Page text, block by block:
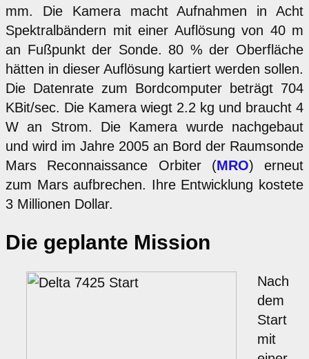
mm. Die Kamera macht Aufnahmen in Acht
Spektralbändern mit einer Auflösung von 40 m
an Fußpunkt der Sonde. 80 % der Oberfläche
hätten in dieser Auflösung kartiert werden sollen.
Die Datenrate zum Bordcomputer beträgt 704
KBit/sec. Die Kamera wiegt 2.2 kg und braucht 4
W an Strom. Die Kamera wurde nachgebaut
und wird im Jahre 2005 an Bord der Raumsonde
Mars Reconnaissance Orbiter (MRO) erneut
zum Mars aufbrechen. Ihre Entwicklung kostete
3 Millionen Dollar.
Die geplante Mission
Nach
dem
Start
mit